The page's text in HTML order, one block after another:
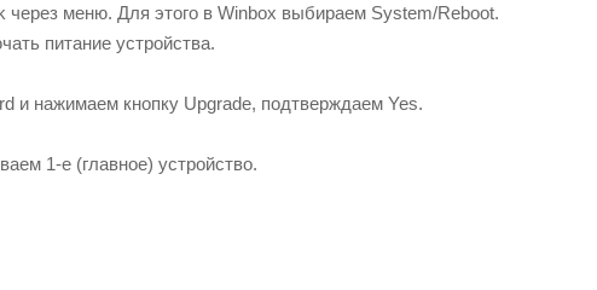
через меню. Для этого в Winbox выбираем System/Reboot.
питание устройства.
и нажимаем кнопку Upgrade, подтверждаем Yes.
1-е (главное) устройство.